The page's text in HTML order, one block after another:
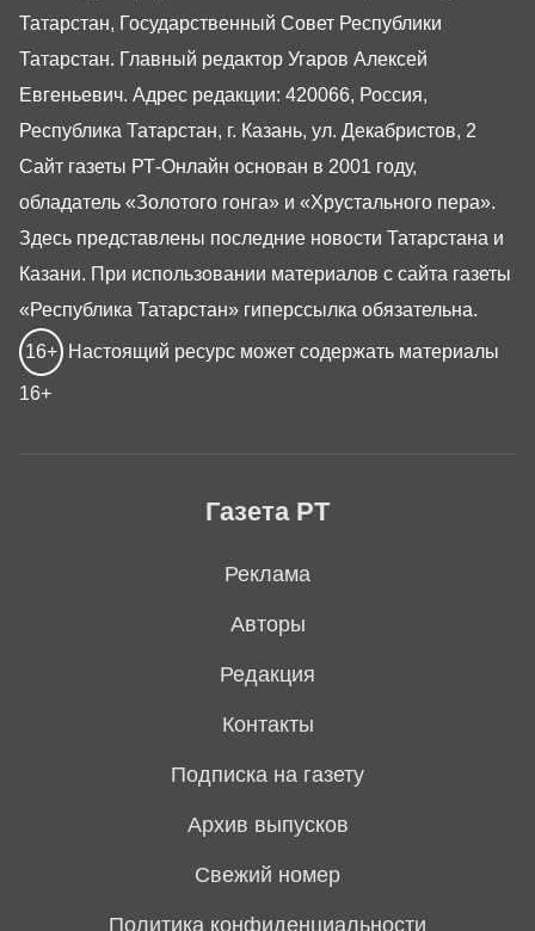
Газета РТ
Реклама
Авторы
Редакция
Контакты
Подписка на газету
Архив выпусков
Свежий номер
Политика конфиденциальности
Татарстан, Государственный Совет Республики
Татарстан. Главный редактор Угаров Алексей
Евгеньевич. Адрес редакции: 420066, Россия,
Республика Татарстан, г. Казань, ул. Декабристов, 2
Сайт газеты РТ-Онлайн основан в 2001 году,
обладатель «Золотого гонга» и «Хрустального пера».
Здесь представлены последние новости Татарстана и
Казани. При использовании материалов с сайта газеты
«Республика Татарстан» гиперссылка обязательна.
16+ Настоящий ресурс может содержать материалы
16+